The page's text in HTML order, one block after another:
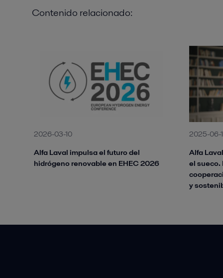
Contenido relacionado:
2026-03-10
Alfa Laval impulsa el futuro del
hidrógeno renovable en EHEC 2026
2025-06-
Alfa
el sueco.
y